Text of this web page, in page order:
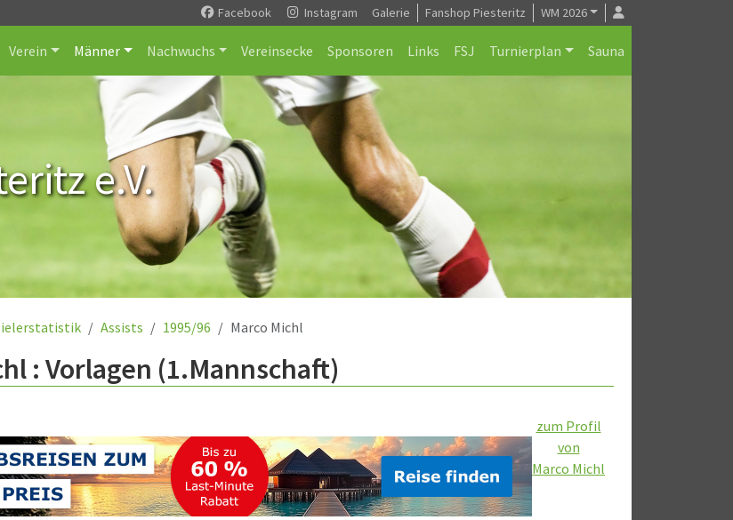
Facebook Instagram Galerie Fanshop Piesteritz WM 2026
Verein Männer Nachwuchs Vereinsecke Sponsoren Links FSJ Turnierplan Sauna
e.V.
Assists 1995/96 Marco Michl
: Vorlagen (1.Mannschaft)
zum Profil
von
Marco Michl